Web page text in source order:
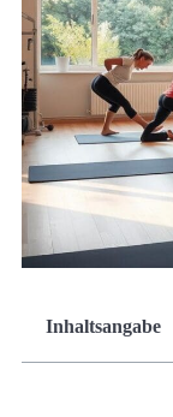
Inhaltsangabe